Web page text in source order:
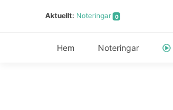
Aktuellt: Noteringar 0
Hem Noteringar